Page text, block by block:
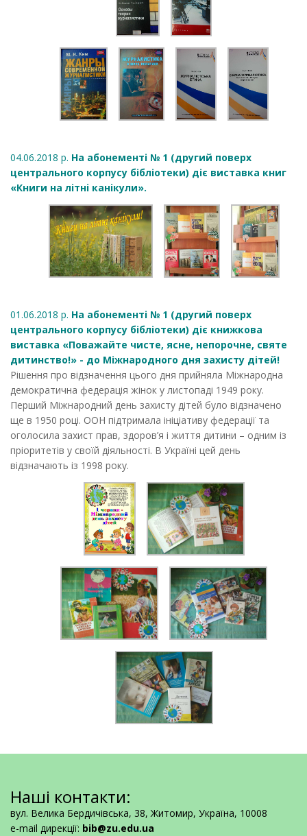
04.06.2018 р. На абонементі № 1 (другий поверх
центрального корпусу бібліотеки) діє виставка книг
«Книги на літні канікули».
01.06.2018 р. На абонементі № 1 (другий поверх
центрального корпусу бібліотеки) діє книжкова
виставка «Поважайте чисте, ясне, непорочне, святе
дитинство!» - до Міжнародного дня захисту дітей!
Рішення про відзначення цього дня прийняла Міжнародна
демократична федерація жінок у листопаді 1949 року.
Перший Міжнародний день захисту дітей було відзначено
ще в 1950 році. ООН підтримала ініціативу федерації та
оголосила захист прав, здоров’я і життя дитини – одним із
пріоритетів у своїй діяльності. В Україні цей день
відзначають із 1998 року.
Наші контакти:
вул. Велика Бердичівська, 38, Житомир, Україна, 10008
e-mail дирекції: bib@zu.edu.ua